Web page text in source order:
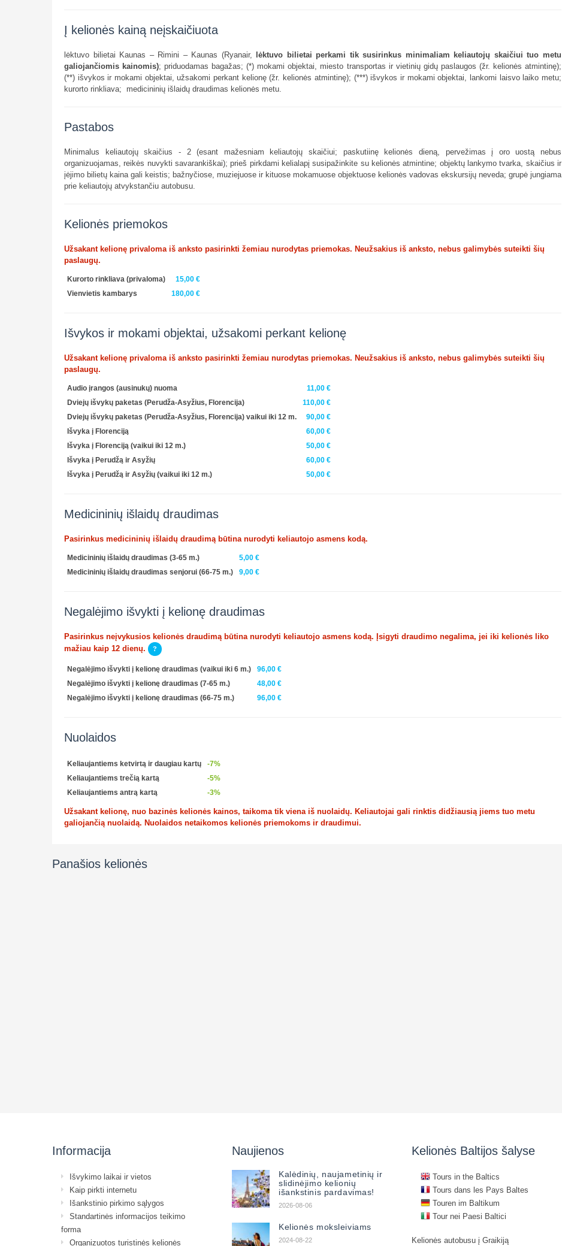
Į kelionės kainą neįskaičiuota
lėktuvo bilietai Kaunas – Rimini – Kaunas (Ryanair, lėktuvo bilietai perkami tik susirinkus minimaliam keliautojų skaičiui tuo metu
galiojančiomis kainomis); priduodamas bagažas; (*) mokami objektai, miesto transportas ir vietinių gidų paslaugos (žr. kelionės atmintinę);
(**) išvykos ir mokami objektai, užsakomi perkant kelionę (žr. kelionės atmintinę); (***) išvykos ir mokami objektai, lankomi laisvo laiko metu;
kurorto rinkliava; medicininių išlaidų draudimas kelionės metu.
Pastabos
Minimalus keliautojų skaičius - 2 (esant mažesniam keliautojų skaičiui; paskutiinę kelionės dieną, pervežimas į oro uostą nebus
organizuojamas, reikės nuvykti savarankiškai); prieš pirkdami kelialapį susipažinkite su kelionės atmintine; objektų lankymo tvarka, skaičius ir
įėjimo bilietų kaina gali keistis; bažnyčiose, muziejuose ir kituose mokamuose objektuose kelionės vadovas ekskursijų neveda; grupė jungiama
prie keliautojų atvykstančiu autobusu.
Kelionės priemokos
Užsakant kelionę privaloma iš anksto pasirinkti žemiau nurodytas priemokas. Neužsakius iš anksto, nebus galimybės suteikti šių
paslaugų.
Kurorto rinkliava (privaloma)
15,00 €
Vienvietis kambarys
180,00 €
Išvykos ir mokami objektai, užsakomi perkant kelionę
Užsakant kelionę privaloma iš anksto pasirinkti žemiau nurodytas priemokas. Neužsakius iš anksto, nebus galimybės suteikti šių
paslaugų.
Audio įrangos (ausinukų) nuoma
11,00 €
Dviejų išvykų paketas (Perudža-Asyžius, Florencija)
110,00 €
Dviejų išvykų paketas (Perudža-Asyžius, Florencija) vaikui iki 12 m.
90,00 €
Išvyka į Florenciją
60,00 €
Išvyka į Florenciją (vaikui iki 12 m.)
50,00 €
Išvyka į Perudžą ir Asyžių
60,00 €
Išvyka į Perudžą ir Asyžių (vaikui iki 12 m.)
50,00 €
Medicininių išlaidų draudimas
Pasirinkus medicininių išlaidų draudimą būtina nurodyti keliautojo asmens kodą.
Medicininių išlaidų draudimas (3-65 m.)
5,00 €
Medicininių išlaidų draudimas senjorui (66-75 m.)
9,00 €
Negalėjimo išvykti į kelionę draudimas
Pasirinkus neįvykusios kelionės draudimą būtina nurodyti keliautojo asmens kodą. Įsigyti draudimo negalima, jei iki kelionės liko
mažiau kaip 12 dienų.
?
Negalėjimo išvykti į kelionę draudimas (vaikui iki 6 m.)
96,00 €
Negalėjimo išvykti į kelionę draudimas (7-65 m.)
48,00 €
Negalėjimo išvykti į kelionę draudimas (66-75 m.)
96,00 €
Nuolaidos
Keliaujantiems ketvirtą ir daugiau kartų
-7%
Keliaujantiems trečią kartą
-5%
Keliaujantiems antrą kartą
-3%
Užsakant kelionę, nuo bazinės kelionės kainos, taikoma tik viena iš nuolaidų. Keliautojai gali rinktis didžiausią jiems tuo metu
galiojančią nuolaidą. Nuolaidos netaikomos kelionės priemokoms ir draudimui.
Panašios kelionės
Informacija
Išvykimo laikai ir vietos
Kaip pirkti internetu
Išankstinio pirkimo sąlygos
Standartinės informacijos teikimo
forma
Organizuotos turistinės kelionės
Naujienos
Kalėdinių, naujametinių ir
slidinėjimo kelionių
išankstinis pardavimas!
2026-08-06
Kelionės moksleiviams
2024-08-22
Kelionės Baltijos šalyse
Tours in the Baltics
Tours dans les Pays Baltes
Touren im Baltikum
Tour nei Paesi Baltici
Kelionės autobusu į Graikiją